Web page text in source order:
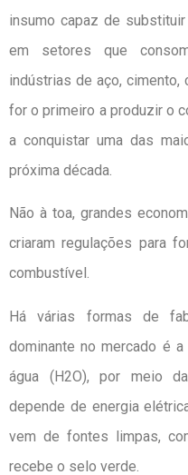
insumo capaz de
em setores que
indústrias de aço,
for o primeiro a produzir o
a conquistar uma das
próxima década.
Não à toa, grandes
criaram regulações para
combustível.
Há várias formas de
dominante no mercado é
água (H2O), por meio
depende de energia
vem de fontes limpas,
recebe o selo verde.